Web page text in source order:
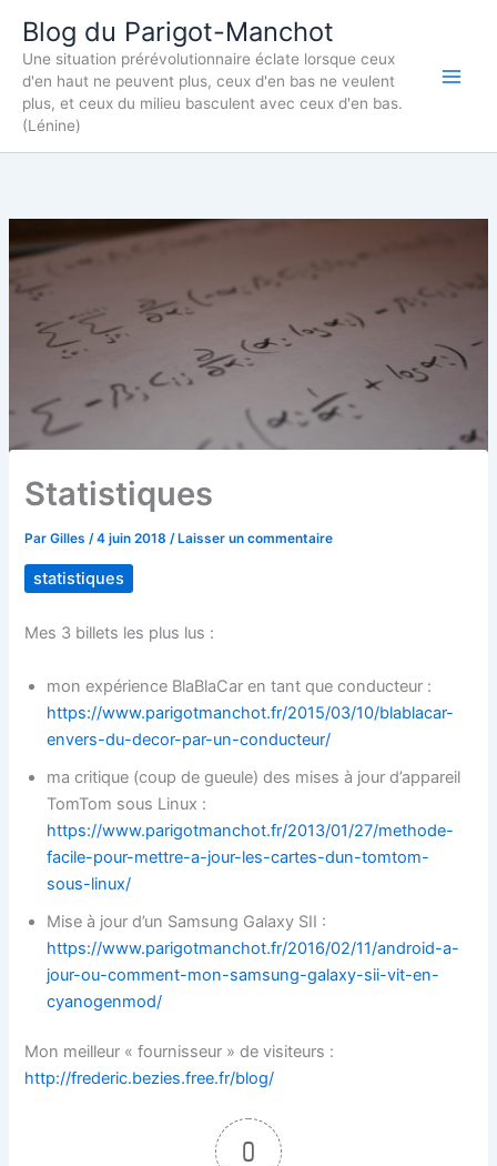
contenu
Blog du Parigot-Manchot
Une situation prérévolutionnaire éclate lorsque ceux
d'en haut ne peuvent plus, ceux d'en bas ne veulent
plus, et ceux du milieu basculent avec ceux d'en bas.
(Lénine)
Statistiques
ParGilles /4 juin 2018 /Laisser un commentaire
statistiques
Mes 3 billets les plus lus :
mon expérience BlaBlaCar en tant que conducteur :
https://www.parigotmanchot.fr/2015/03/10/blablacar-
envers-du-decor-par-un-conducteur/
ma critique (coup de gueule) des mises à jour d’appareil
TomTom sous Linux :
https://www.parigotmanchot.fr/2013/01/27/methode-
facile-pour-mettre-a-jour-les-cartes-dun-tomtom-
sous-linux/
Mise à jour d’un Samsung Galaxy SII :
https://www.parigotmanchot.fr/2016/02/11/android-a-
jour-ou-comment-mon-samsung-galaxy-sii-vit-en-
cyanogenmod/
Mon meilleur « fournisseur » de visiteurs :
http://frederic.bezies.free.fr/blog/
0